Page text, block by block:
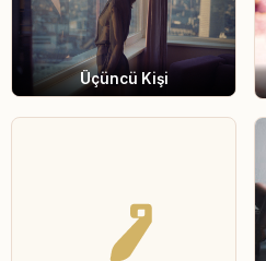
Üçüncü Kişi